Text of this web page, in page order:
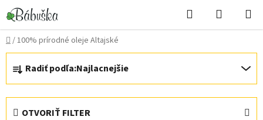
Prejsť
na
obsah
Hľadať
KOŠÍK
Domov
/100% prírodné oleje Altajské
a
d
Radiť podľa:Najlacnejšie
OTVORIŤ FILTER